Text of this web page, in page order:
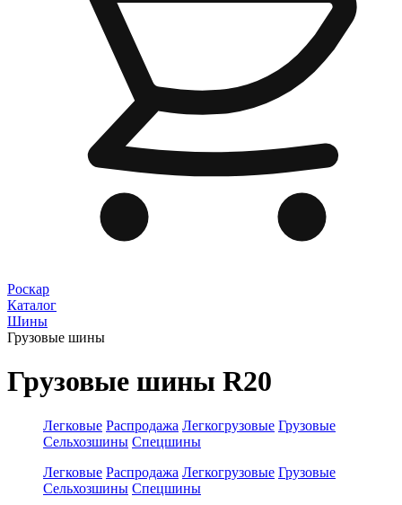
Роскар
Каталог
Шины
Грузовые шины
Грузовые шины R20
Легковые Распродажа Легкогрузовые Грузовые
Сельхозшины Спецшины
Легковые Распродажа Легкогрузовые Грузовые
Сельхозшины Спецшины